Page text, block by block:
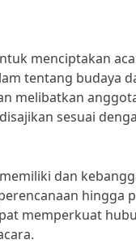
menciptakan
tentang budaya
melibatkan
sesuai
dan
hingga
memperkuat